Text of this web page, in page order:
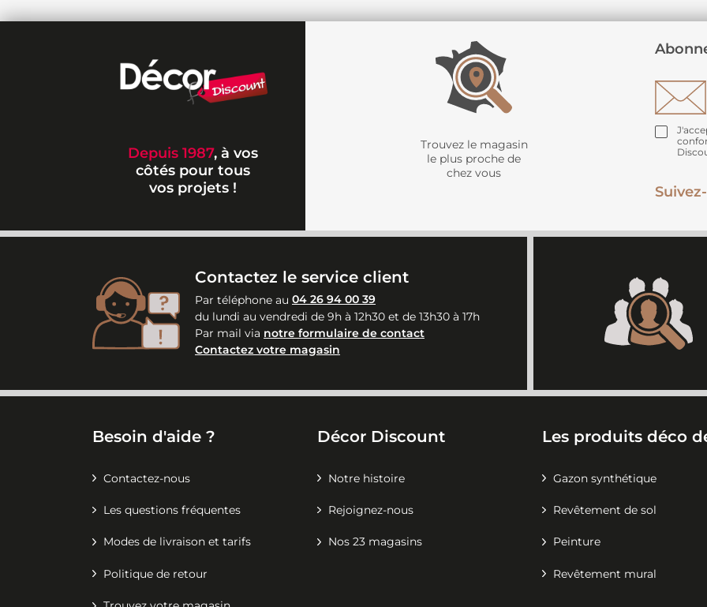
Depuis 1987, à vos
côtés pour tous
vos projets !
Trouvez le magasin
le plus proche de
chez vous
Contactez le service client
Par téléphone au 04 26 94 00 39
du lundi au vendredi de 9h à 12h30 et de 13h30 à 17h
Par mail via notre formulaire de contact
Contactez votre magasin
Besoin d'aide ?
Contactez-nous
Les questions fréquentes
Modes de livraison et tarifs
Politique de retour
Décor Discount
Notre histoire
Rejoignez-nous
Nos 23 magasins
Les produits déco
Gazon synthétique
Revêtement de sol
Peinture
Revêtement mural